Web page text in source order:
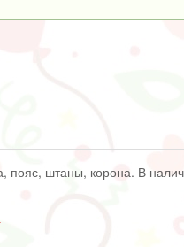
пояс, штаны, корона. В